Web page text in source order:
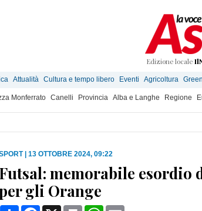
Edizione locale
Attualità Cultura e tempo libero Eventi Agricoltura Green
Monferrato Canelli Provincia Alba e Langhe Regione
| 13 OTTOBRE 2024, 09:22
Futsal: memorabile esordio
gli Orange